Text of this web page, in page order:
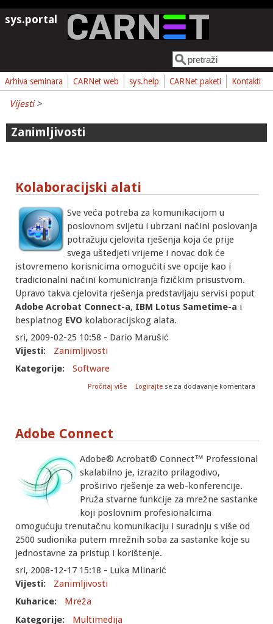
Skoči na glavni sadržaj
sys.portal
Obrazac pretrage
Pretraga
Arhiva seminara CARNet web sys.help CARNet paketi Kontakti
Vijesti>
Zanimljivosti
Kolaboracijski alati
Sve veća potreba za komunikacijom u
poslovnom svijetu i ubrzani načini poslovanja
potražuju cjelovita rješenja koja će prije
svega uštedjeti vrijeme i novac dok će
istovremeno korisnicima omogućiti sve opcije kao i
tradicionalni načini komuniciranja fizičkim prisustvom.
Upravo takva cjelovita rješenja predstavljaju servisi poput
Adobe Acrobat Connect-a, IBM Lotus Sametime-a i
besplatnog EVO kolaboracijskog alata.
sri, 2009-02-25 10:58 - Dario Marušić
Vijesti:
Zanimljivosti
Kategorije:
Software
Pročitaj više o Kolaboracijski alati
Logirajte se za dodavanje komentara
Adobe Connect
Adobe® Acrobat® Connect™ Professional
skalabilno je, izrazito prilagodivo,
proširivo rješenje za web-konferencije.
Pruža stvarne funkcije za mrežne sastanke
koji poslovnim profesionalcima
omogućuju trenutačnu komunikaciju i suradnju s više od
2500 sudionika putem mrežnih soba za sastanke koje su
jednostavne za pristup i korištenje.
sri, 2008-12-17 15:18 - Luka Mlinarić
Vijesti:
Zanimljivosti
Kuharice:
Mreža
Kategorije:
Multimedija